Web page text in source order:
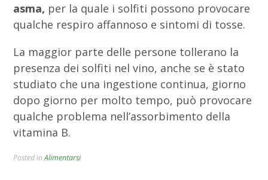
asma, per la quale i solfiti possono provocare
qualche respiro affannoso e sintomi di tosse.
La maggior parte delle persone tollerano la
presenza dei solfiti nel vino, anche se è stato
studiato che una ingestione continua, giorno
dopo giorno per molto tempo, può provocare
qualche problema nell’assorbimento della
vitamina B.
Posted inAlimentarsi